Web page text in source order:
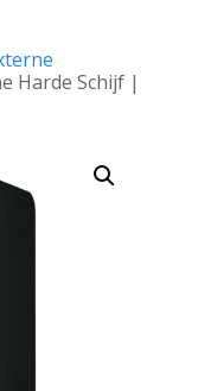
Harde Schijf |